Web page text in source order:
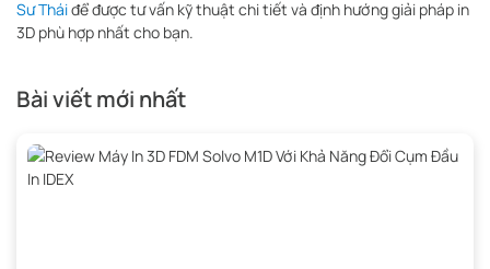
Sư Tháiđể được tư vấn kỹ thuật chi tiết và định hướng giải pháp in
3D phù hợp nhất cho bạn.
Bài viết mới nhất